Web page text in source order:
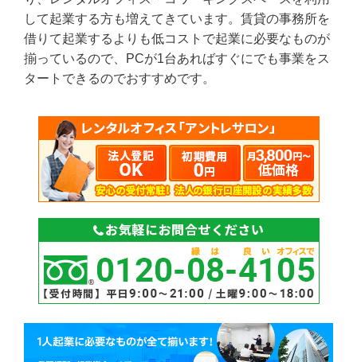
して起業する方も増えてきています。賃貸の事務所を
借りて起業するよりも低コストで起業に必要なものが
揃っているので、PCが1台あればすぐにでも事業をス
タートできるのでおすすめです。